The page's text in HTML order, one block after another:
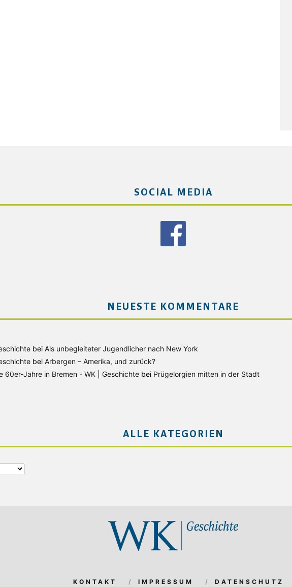
SOCIAL MEDIA
NEUESTE KOMMENTARE
bei Als unbegleiteter Jugendlicher nach New York
bei Arbergen – Amerika, und zurück?
60er-Jahre in Bremen - WK | Geschichte bei Prügelorgien mitten in der Stadt
ALLE KATEGORIEN
KONTAKT IMPRESSUM DATENSCHUTZ